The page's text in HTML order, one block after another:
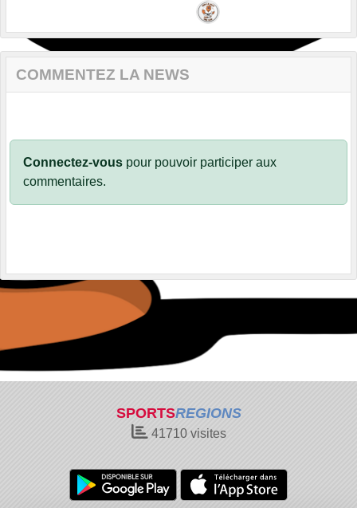
COMMENTEZ LA NEWS
Connectez-vous pour pouvoir participer aux
commentaires.
SPORTSREGIONS
41710visites